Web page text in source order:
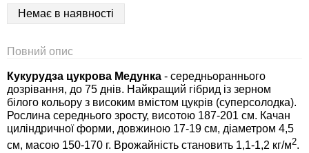
Немає в наявності
Повний опис
Кукурудза цукрова Медунка - середньораннього
дозрівання, до 75 днів. Найкращий гібрид із зерном
білого кольору з високим вмістом цукрів (суперсолодка).
Рослина середнього зросту, висотою 187-201 см. Качан
циліндричної форми, довжиною 17-19 см, діаметром 4,5
см, масою 150-170 г. Врожайність становить 1,1-1,2 кг/м2.
Семена редьки
Семена салата
Семена свеклы
Семена сельдерея
Средства защиты от колорадского жука
Средства защиты от тараканов, прусаков,
клопов, блох, домашних и садовых муравьев
Средства защиты от комаров, москитов,
клещей, ос, мошек, слепней